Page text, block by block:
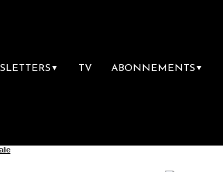
▼ TV ABONNEMENTS ▼